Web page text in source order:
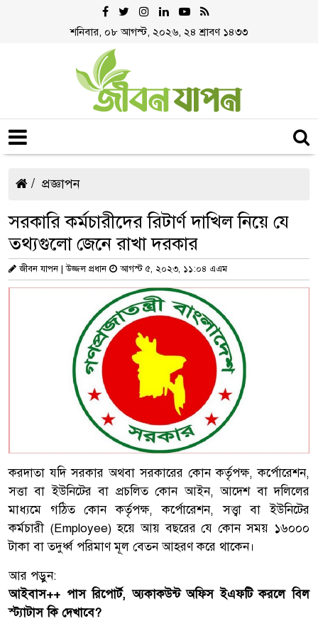
শনিবার, ০৮ আগস্ট, ২০২৬, ২৪ শ্রাবণ ১৪৩৩
প্রজ্ঞাপন
সরকারি কর্মচারীদের রিটার্ণ দাখিল নিয়ে যে
তথ্যগুলো জেনে রাখা দরকার
জীবন যাপন | উজ্জল প্রধান আগস্ট ৫, ২০২৩, ১১:০৪ এএম
করদাতা যদি সরকার অথবা সরকারের কোন কর্তৃপক্ষ, কর্পোরেশন,
সত্তা বা ইউনিটের বা প্রচলিত কোন আইন, আদেশ বা দলিলের
মাধ্যমে গঠিত কোন কর্তৃপক্ষ, কর্পোরেশন, সত্ত্বা বা ইউনিটের
কর্মচারী (Employee) হয়ে আয় বছরের যে কোন সময় ১৬০০০
টাকা বা তদুর্ধ্ব পরিমাণ মূল বেতন আহরণ করে থাকেন।
আর পড়ুন:
আইবাস++ পাস রিপোর্ট, অ্যকাকউন্ট অফিস ইএফটি করলে বিল
স্ট্যাটাস কি দেখাবে?